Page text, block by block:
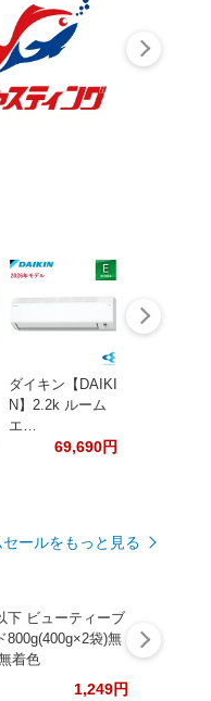
ダイキン【DAIKI
N】2.2k ルーム
エ…
69,690円
セールをもっと見る
下 ビューティーブ
800g(400g×2袋)無
着色
1,249円